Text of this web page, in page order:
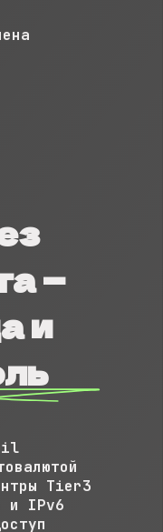
—
и
Tier3
и IPv6